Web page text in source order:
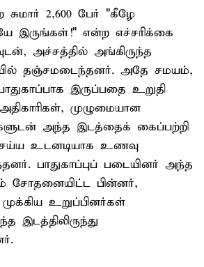
சுமார் 2,600 பேர் "கீழே
இருங்கள்!" என்ற எச்சரிக்கை
அச்சத்தில் அங்கிருந்த
தஞ்சமடைந்தனர். அதே சமயம்,
இருப்பதை உறுதி
முழுமையான
அந்த இடத்தைக் கைப்பற்றி
உடனடியாக உணவு
பாதுகாப்புப் படையினர் அந்த
சோதனையிட்ட பின்னர்,
உறுப்பினர்கள்
இடத்திலிருந்து